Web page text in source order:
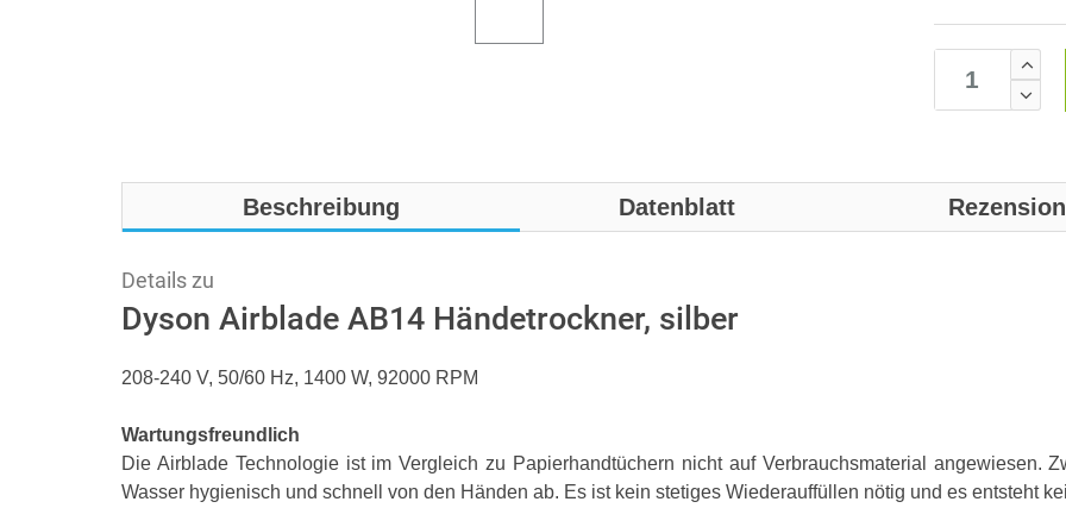
Beschreibung Datenblatt
Details zu
Dyson Airblade AB14 Händetrockner, silber
208-240 V, 50/60 Hz, 1400 W, 92000 RPM
Wartungsfreundlich
Die Airblade Technologie ist im Vergleich zu Papierhandtüchern nicht auf Verbrauchsmaterial angewiesen.
Wasser hygienisch und schnell von den Händen ab. Es ist kein stetiges Wiederauffüllen nötig und es entsteht